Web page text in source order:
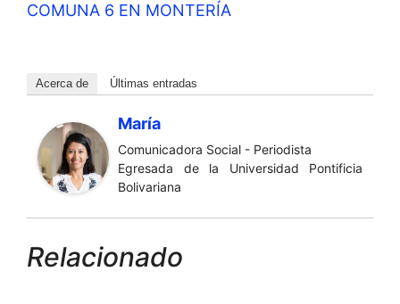
COMUNA 6 EN MONTERÍA
Acerca de Últimas entradas
María
Comunicadora Social - Periodista
Egresada de la Universidad Pontificia
Bolivariana
Relacionado